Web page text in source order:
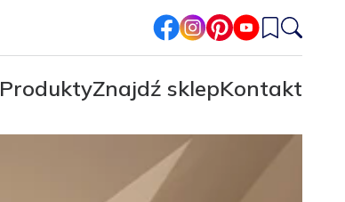
facebook
instagram
pinterest
youtube
ProduktyZnajdź sklepKontakt